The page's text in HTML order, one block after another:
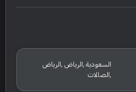
السعودية ,الرياض ,الرياض
,الصالات